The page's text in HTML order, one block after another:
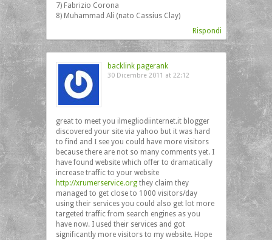
7) Fabrizio Corona
8) Muhammad Ali (nato Cassius Clay)
Rispondi
backlink pagerank
30 Dicembre 2011 at 22:12
great to meet you ilmegliodiinternet.it blogger
discovered your site via yahoo but it was hard
to find and I see you could have more visitors
because there are not so many comments yet. I
have found website which offer to dramatically
increase traffic to your website
http://xrumerservice.orgthey claim they
managed to get close to 1000 visitors/day
using their services you could also get lot more
targeted traffic from search engines as you
have now. I used their services and got
significantly more visitors to my website. Hope